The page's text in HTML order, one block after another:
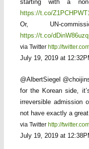
starting with a non-
https://t.co/
Or, UN-
https://t.co/dDinW86uzq
via Twitter http://
July 19, 2019 at
@AlbertSiegel
for the Korean side,
irreversible admission
not have exactly a
via Twitter http://
July 19, 2019 at